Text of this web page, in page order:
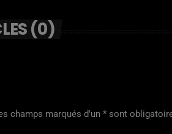
(0)
champs marqués d'un * sont